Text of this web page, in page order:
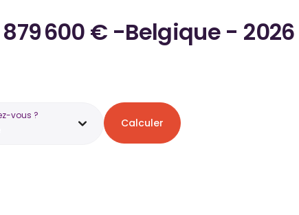
600 € -Belgique - 2026
vous ?
Calculer